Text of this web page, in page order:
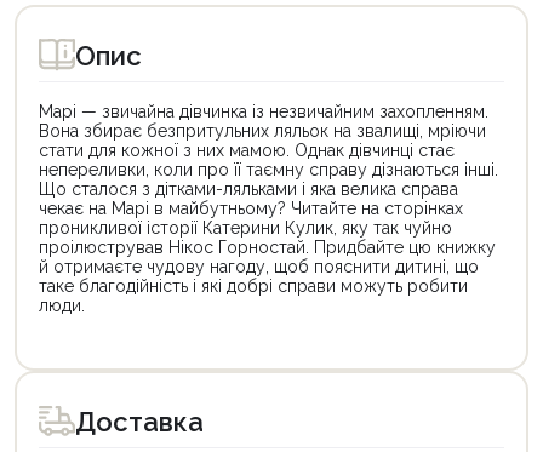
Опис
Марі — звичайна дівчинка із незвичайним захопленням.
Вона збирає безпритульних ляльок на звалищі, мріючи
стати для кожної з них мамою. Однак дівчинці стає
непереливки, коли про її таємну справу дізнаються інші.
Що сталося з дітками-ляльками і яка велика справа
чекає на Марі в майбутньому? Читайте на сторінках
проникливої історії Катерини Кулик, яку так чуйно
проілюстрував Нікос Горностай. Придбайте цю книжку
й отримаєте чудову нагоду, щоб пояснити дитині, що
таке благодійність і які добрі справи можуть робити
люди.
товар
для
покупки
товар
для
покупкиДоставка